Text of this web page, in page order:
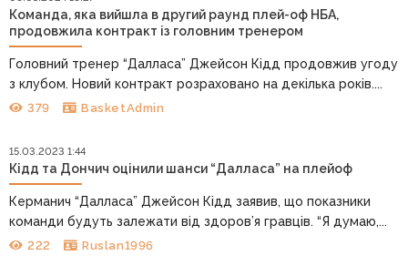
Команда, яка вийшла в другий раунд плей-оф НБА,
продовжила контракт із головним тренером
Головний тренер “Далласа” Джейсон Кідд продовжив угоду
з клубом. Новий контракт розраховано на декілька років....
379 BasketAdmin
15.03.2023 1:44
Кідд та Дончич оцінили шанси “Далласа” на плейоф
Керманич “Далласа” Джейсон Кідд заявив, що показники
команди будуть залежати від здоров’я гравців. “Я думаю,...
222 Ruslan1996